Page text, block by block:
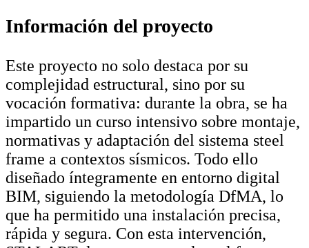
Información del proyecto
Este proyecto no solo destaca por su
complejidad estructural, sino por su
vocación formativa: durante la obra, se ha
impartido un curso intensivo sobre montaje,
normativas y adaptación del sistema steel
frame a contextos sísmicos. Todo ello
diseñado íntegramente en entorno digital
BIM, siguiendo la metodología DfMA, lo
que ha permitido una instalación precisa,
rápida y segura. Con esta intervención,